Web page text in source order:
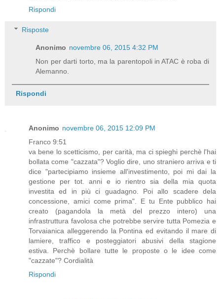
Rispondi
Risposte
Anonimo novembre 06, 2015 4:32 PM
Non per darti torto, ma la parentopoli in ATAC è roba di
Alemanno.
Rispondi
Anonimo novembre 06, 2015 12:09 PM
Franco 9:51
va bene lo scetticismo, per carità, ma ci spieghi perchè l'hai
bollata come "cazzata"? Voglio dire, uno straniero arriva e ti
dice "partecipiamo insieme all'investimento, poi mi dai la
gestione per tot. anni e io rientro sia della mia quota
investita ed in più ci guadagno. Poi allo scadere dela
concessione, amici come prima". E tu Ente pubblico hai
creato (pagandola la metà del prezzo intero) una
infrastruttura favolosa che potrebbe servire tutta Pomezia e
Torvaianica alleggerendo la Pontina ed evitando il mare di
lamiere, traffico e posteggiatori abusivi della stagione
estiva. Perchè bollare tutte le proposte o le idee come
"cazzate"? Cordialità
Rispondi